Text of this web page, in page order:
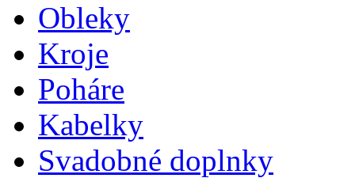
Obleky
Kroje
Poháre
Kabelky
Svadobné doplnky